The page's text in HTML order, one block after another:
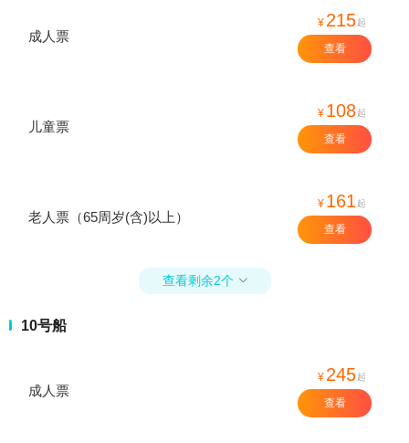
成人票
¥ 215起
查看
儿童票
¥ 108起
查看
老人票（65周岁(含)以上）
¥ 161 起
查看
查看剩余2个 
10号船
成人票
¥ 245起
查看